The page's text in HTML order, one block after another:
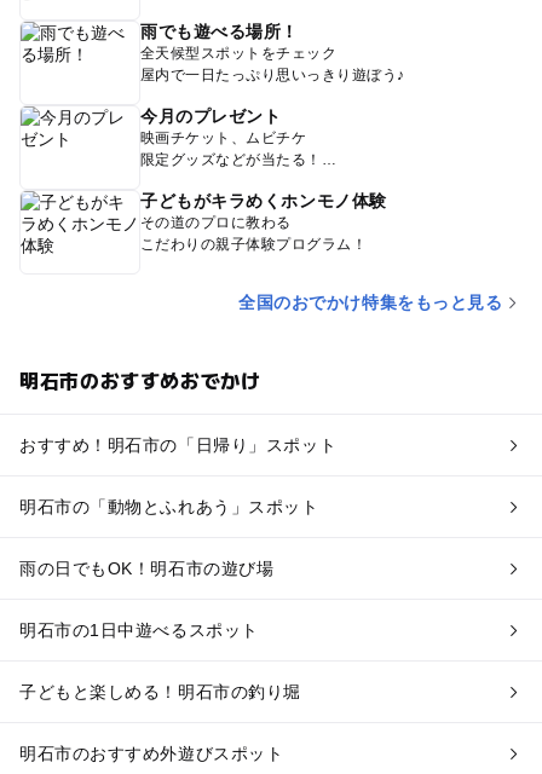
雨でも遊べる場所！
全天候型スポットをチェック
屋内で一日たっぷり思いっきり遊ぼう♪
今月のプレゼント
映画チケット、ムビチケ
限定グッズなどが当たる！
子どもがキラめくホンモノ体験
その道のプロに教わる
こだわりの親子体験プログラム！
全国のおでかけ特集をもっと見る
明石市のおすすめおでかけ
おすすめ！明石市の「日帰り」スポット
明石市の「動物とふれあう」スポット
雨の日でもOK！明石市の遊び場
明石市の1日中遊べるスポット
子どもと楽しめる！明石市の釣り堀
明石市のおすすめ外遊びスポット